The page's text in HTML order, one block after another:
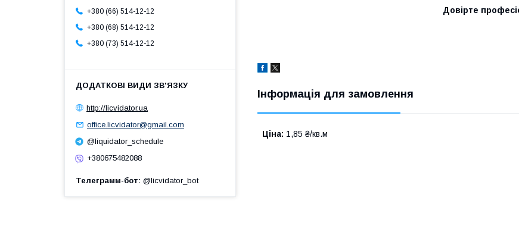
Довірте
Інформація для замовлення
Ціна: 1,85 ₴/кв.м
+380 (66) 514-12-12
+380 (68) 514-12-12
+380 (73) 514-12-12
http://licvidator.ua
office.licvidator@gmail.com
@liquidator_schedule
+380675482088
Телеграмм-бот @licvidator_bot